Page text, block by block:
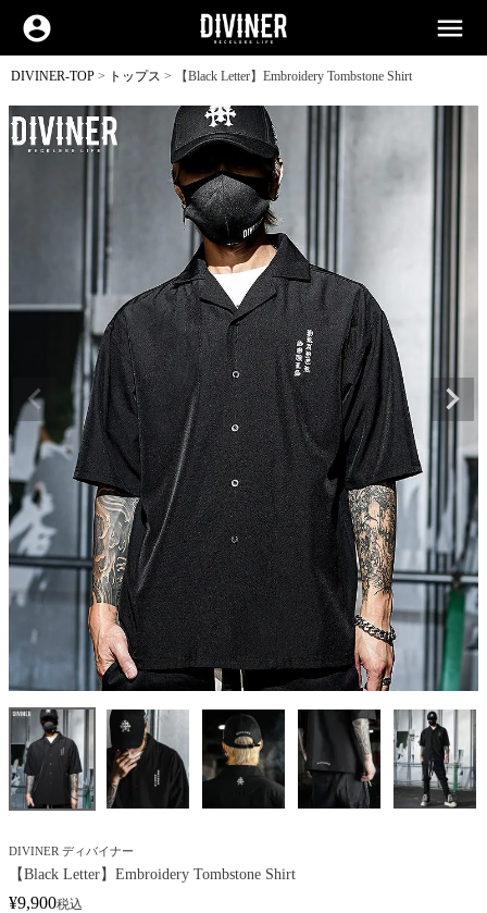
account_circle menu
DIVINER-TOP トップス 【Black Letter】Embroidery Tombstone Shirt
DIVINER ディバイナー
【Black Letter】Embroidery Tombstone Shirt
¥9,900税込